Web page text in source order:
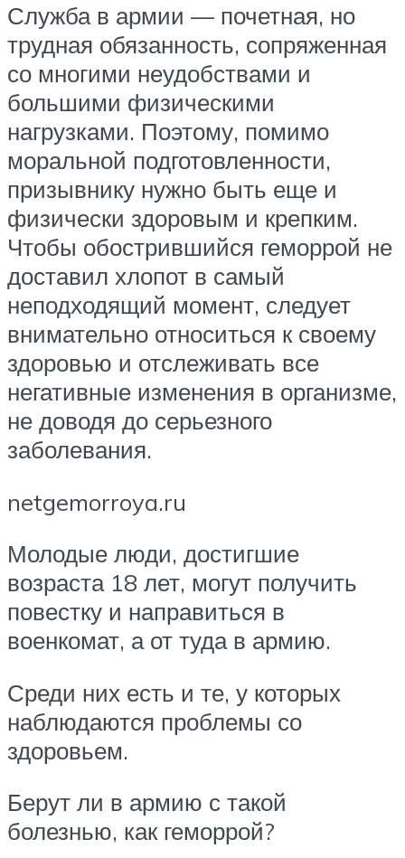
Служба в армии — почетная, но
трудная обязанность, сопряженная
со многими неудобствами и
большими физическими
нагрузками. Поэтому, помимо
моральной подготовленности,
призывнику нужно быть еще и
физически здоровым и крепким.
Чтобы обострившийся геморрой не
доставил хлопот в самый
неподходящий момент, следует
внимательно относиться к своему
здоровью и отслеживать все
негативные изменения в организме,
не доводя до серьезного
заболевания.
netgemorroya.ru
Молодые люди, достигшие
возраста 18 лет, могут получить
повестку и направиться в
военкомат, а от туда в армию.
Среди них есть и те, у которых
наблюдаются проблемы со
здоровьем.
Берут ли в армию с такой
болезнью, как геморрой?